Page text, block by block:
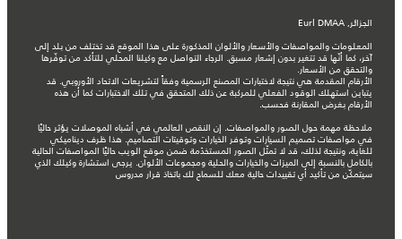
الجزائر, Eurl DMAA
المعلومات والمواصفات والأسعار والألوان المذكورة على هذا الموقع قد تختلف من بلد إلى
آخر، كما أنّها قد تتغير بدون إشعار مسبق. الرجاء التواصل مع وكيلنا المحلي للتأكد من توفّرها
والتحقق من الأسعار.
الأرقام المقدمة هي نتيجة لاختبارات المصنع الرسمية وفقاً لتشريعات الاتحاد الأوروبي. قد
يتباين استهلك الوقود الفعلي للمركبة عن ذلك المتحقق في تلك الاختبارات كما أن هذه
الأرقام بغرض المقارنة فحسب.
ملاحظة مهمة حول الصور والمواصفات. إن النقص العالمي في أشباه الموصلات يؤثر حاليًا
في مواصفات تصميم السيارات وتوفر الخيارات وتوقيتات التصاميم. هذا ظرف ديناميكي
للغاية، ونتيجة لذلك، قد لا تمثّل الصور المستخدَمة ضمن موقع الويب حاليًا المواصفات الحالية
بالكامل بالنسبة إلى الميزات والخيارات والحلية ومجموعات الألوان. يرجى استشارة وكيلك الذي
سيتمكّن من تأكيد أي تقييدات حالية معك للسماح لك باتخاذ قرار مدروس